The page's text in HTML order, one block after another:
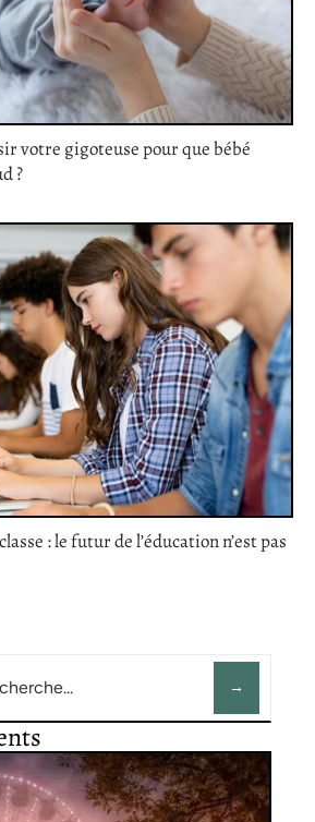
votre gigoteuse pour que bébé
?
: le futur de l’éducation n’est pas